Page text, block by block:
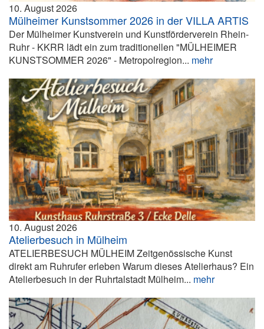
10. August 2026
Mülheimer Kunstsommer 2026 in der VILLA ARTIS
Der Mülheimer Kunstverein und Kunstförderverein Rhein-
Ruhr - KKRR lädt ein zum traditionellen "MÜLHEIMER
KUNSTSOMMER 2026" - Metropolregion... mehr
10. August 2026
Atelierbesuch in Mülheim
ATELIERBESUCH MÜLHEIM Zeitgenössische Kunst
direkt am Ruhrufer erleben Warum dieses Atelierhaus? Ein
Atelierbesuch in der Ruhrtalstadt Mülheim... mehr